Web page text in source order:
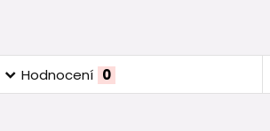
Hodnocení 0